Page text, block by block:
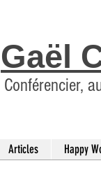
Gaël
Conférencier,
Articles Happy